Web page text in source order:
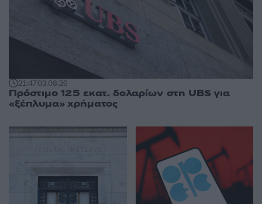
21:4703.08.26
Πρόστιμο 125 εκατ. δολαρίων στη UBS για
«ξέπλυμα» χρήματος